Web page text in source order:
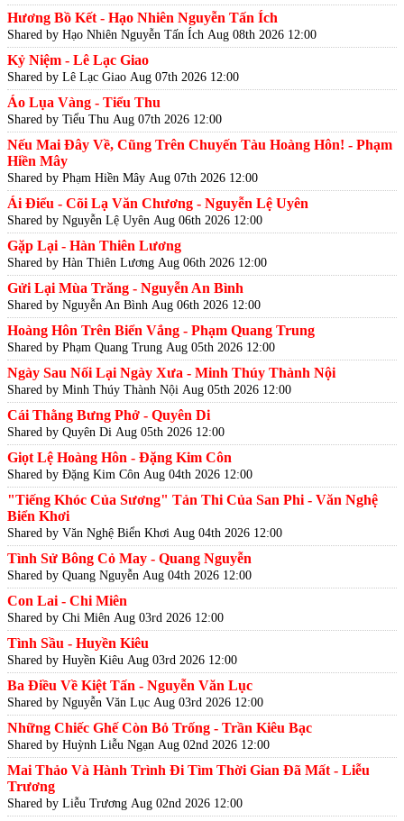
Hương Bồ Kết - Hạo Nhiên Nguyễn Tấn Ích
Shared by Hạo Nhiên Nguyễn Tấn Ích Aug 08th 2026 12:00
Kỷ Niệm - Lê Lạc Giao
Shared by Lê Lạc Giao Aug 07th 2026 12:00
Áo Lụa Vàng - Tiểu Thu
Shared by Tiểu Thu Aug 07th 2026 12:00
Nếu Mai Đây Về, Cũng Trên Chuyến Tàu Hoàng Hôn! - Phạm
Hiền Mây
Shared by Phạm Hiền Mây Aug 07th 2026 12:00
Ái Điểu - Cõi Lạ Văn Chương - Nguyễn Lệ Uyên
Shared by Nguyễn Lệ Uyên Aug 06th 2026 12:00
Gặp Lại - Hàn Thiên Lương
Shared by Hàn Thiên Lương Aug 06th 2026 12:00
Gửi Lại Mùa Trăng - Nguyễn An Bình
Shared by Nguyễn An Bình Aug 06th 2026 12:00
Hoàng Hôn Trên Biển Vắng - Phạm Quang Trung
Shared by Phạm Quang Trung Aug 05th 2026 12:00
Ngày Sau Nối Lại Ngày Xưa - Minh Thúy Thành Nội
Shared by Minh Thúy Thành Nội Aug 05th 2026 12:00
Cái Thằng Bưng Phở - Quyên Di
Shared by Quyên Di Aug 05th 2026 12:00
Giọt Lệ Hoàng Hôn - Đặng Kim Côn
Shared by Đặng Kim Côn Aug 04th 2026 12:00
"Tiếng Khóc Của Sương" Tản Thi Của San Phi - Văn Nghệ
Biển Khơi
Shared by Văn Nghệ Biển Khơi Aug 04th 2026 12:00
Tình Sử Bông Cỏ May - Quang Nguyễn
Shared by Quang Nguyễn Aug 04th 2026 12:00
Con Lai - Chi Miên
Shared by Chi Miên Aug 03rd 2026 12:00
Tình Sầu - Huyền Kiêu
Shared by Huyền Kiêu Aug 03rd 2026 12:00
Ba Điều Về Kiệt Tấn - Nguyễn Văn Lục
Shared by Nguyễn Văn Lục Aug 03rd 2026 12:00
Những Chiếc Ghế Còn Bỏ Trống - Trần Kiêu Bạc
Shared by Huỳnh Liễu Ngạn Aug 02nd 2026 12:00
Mai Thảo Và Hành Trình Đi Tìm Thời Gian Đã Mất - Liễu
Trương
Shared by Liễu Trương Aug 02nd 2026 12:00